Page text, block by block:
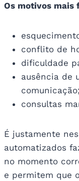
Os motivos
conflito de
dificuldade
ausência de
comunicação;
consultas
É justamente
automatizados
no momento
e permitem que